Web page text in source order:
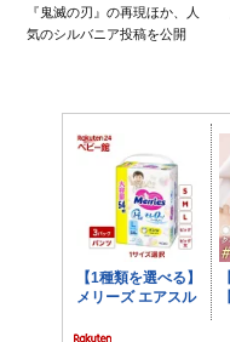
『鬼滅の刃』の再現ほか、人
気のシルバニア投稿を公開